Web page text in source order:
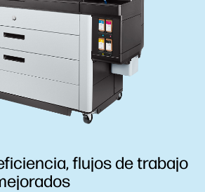
flujos de trabajo